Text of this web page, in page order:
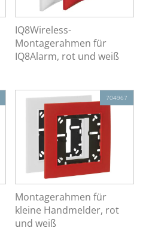
IQ8Wireless-
Montagerahmen für
IQ8Alarm, rot und weiß
704967
Montagerahmen für
kleine Handmelder, rot
und weiß